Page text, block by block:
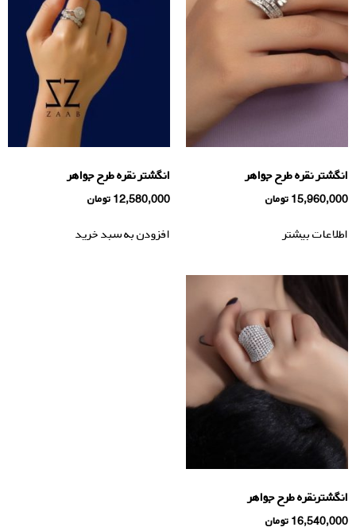
انگشتر نقره طرح جواهر
15,960,000 تومان
اطلاعات بیشتر
انگشتر نقره طرح جواهر
12,580,000 تومان
افزودن به سبد خرید
انگشترنقره طرح جواهر
16,540,000 تومان